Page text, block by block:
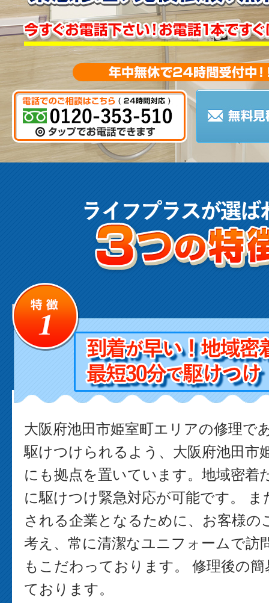
大阪府池田市姫室町エリアの修理で
駆けつけられるよう、大阪府池田市
にも拠点を置いています。地域密着
に駆けつけ緊急対応が可能です。 ま
される企業となるために、お客様の
考え、常に清潔なユニフォームで訪
もこだわっております。 修理後の
ております。